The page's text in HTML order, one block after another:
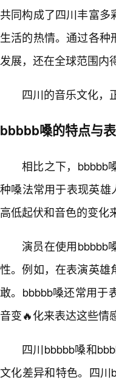
共同构成了四川丰富多
生活的热情。通过各
发展，还在全球范围内
四川的音乐文化，
bbbbb嗓的特点与
相比之下，bbbbb
种嗓法常用于表现英
高低起伏和音色的变化
演员在使用bbbbb
性。例如，在表演英雄
敢。bbbbb嗓还常用于
音变🔥化来表达这些情
四川bbbbb嗓和
文化差异和特色。四